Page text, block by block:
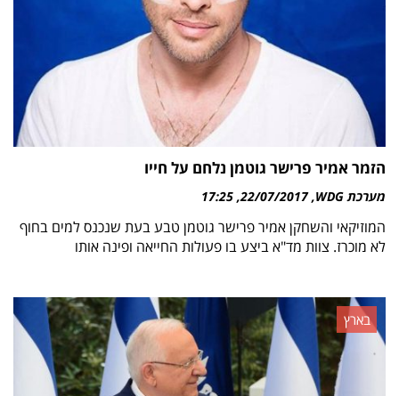
הזמר אמיר פרישר גוטמן נלחם על חייו
מערכת WDG 22/07/2017
17:25
המוזיקאי והשחקן אמיר פרישר גוטמן טבע בעת שנכנס למים בחוף
לא מוכרז. צוות מד"א ביצע בו פעולות החייאה ופינה אותו
בארץ